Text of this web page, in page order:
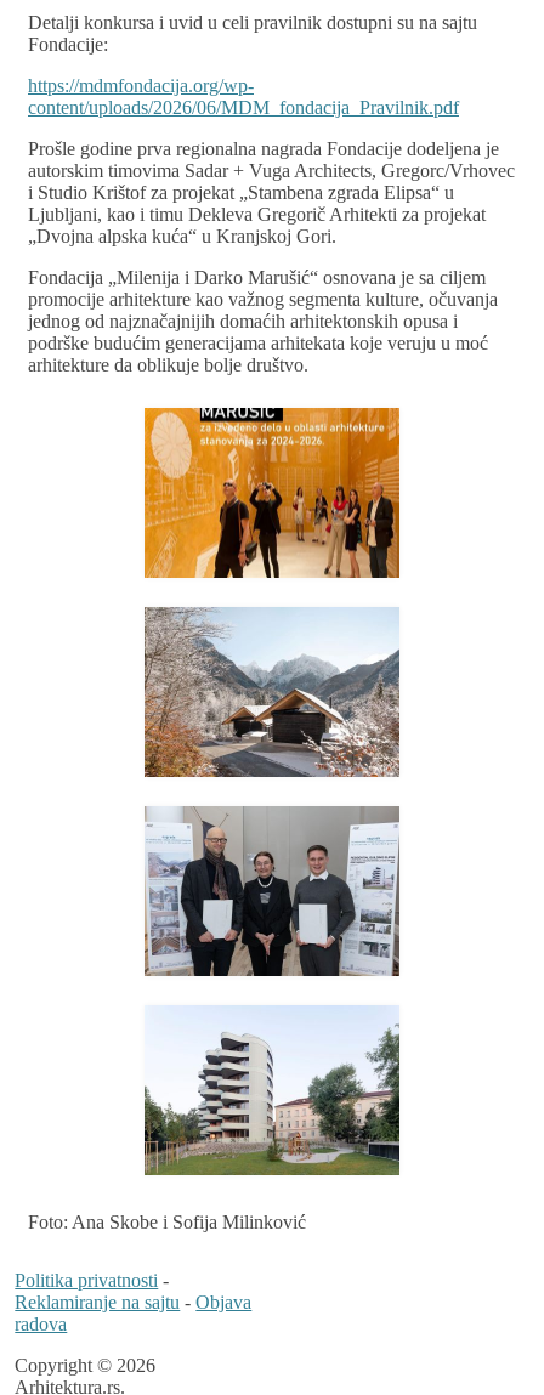
Detalji konkursa i uvid u celi pravilnik dostupni su na sajtu
Fondacije:
https://mdmfondacija.org/wp-
content/uploads/2026/06/MDM_fondacija_Pravilnik.pdf
Prošle godine prva regionalna nagrada Fondacije dodeljena je
autorskim timovima Sadar + Vuga Architects, Gregorc/Vrhovec
i Studio Krištof za projekat „Stambena zgrada Elipsa“ u
Ljubljani, kao i timu Dekleva Gregorič Arhitekti za projekat
„Dvojna alpska kuća“ u Kranjskoj Gori.
Fondacija „Milenija i Darko Marušić“ osnovana je sa ciljem
promocije arhitekture kao važnog segmenta kulture, očuvanja
jednog od najznačajnijih domaćih arhitektonskih opusa i
podrške budućim generacijama arhitekata koje veruju u moć
arhitekture da oblikuje bolje društvo.
Foto: Ana Skobe i Sofija Milinković
Politika privatnosti -
Reklamiranje na sajtu -Objava
radova
Copyright © 2026
Arhitektura.rs.